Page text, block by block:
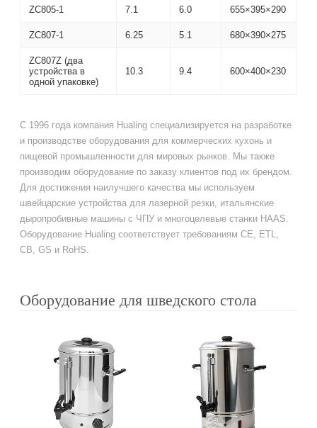
ZC805-1 7.1 6.0 655×395×290
ZC807-1 6.25 5.1 680×390×275
ZC807Z (два
устройства в
одной упаковке)
10.3 9.4 600×400×230
С 1996 года компания Hualing специализируется на разработке
и производстве оборудования для коммерческих кухонь и
пищевой промышленности для мировых рынков. Мы также
производим оборудование по заказу клиентов под их брендом.
Для достижения наилучшего качества мы используем
швейцарские устройства для лазерной резки, итальянские
дыропробивные машины с ЧПУ и многоцелевые станки HAAS.
Оборудование Hualing соответствует требованиям CE, ETL,
CB, GS и RoHS.
Оборудование для шведского стола